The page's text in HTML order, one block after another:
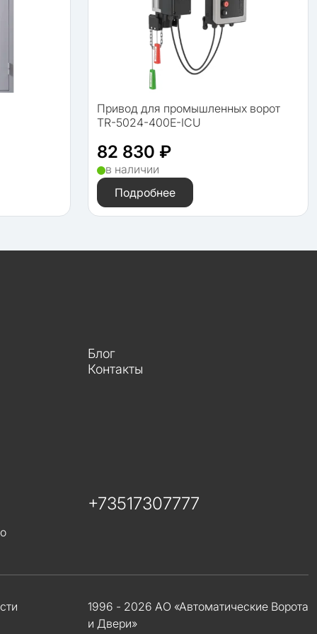
Привод для промышленных ворот
TR-5024-400E-ICU
82 830 ₽
в наличии
Подробнее
Блог
Контакты
+73517307777
1996 - 2026 АО «Автоматические Ворота
и Двери»